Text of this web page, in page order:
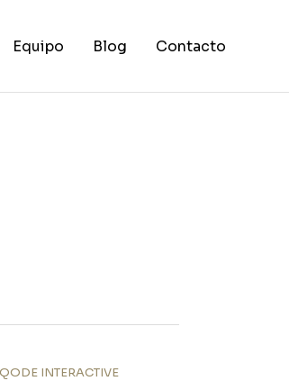
Equipo Blog Contacto
QODE INTERACTIVE